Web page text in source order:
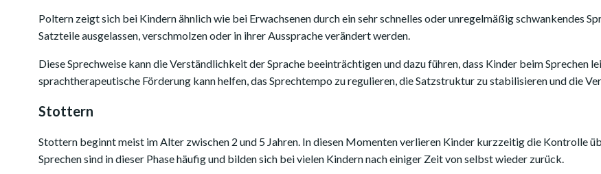
Poltern zeigt sich bei Kindern ähnlich wie bei Erwachsenen durch ein sehr schnelles oder unregelmäßig schwankendes
Satzteile ausgelassen, verschmolzen oder in ihrer Aussprache verändert werden.
Diese Sprechweise kann die Verständlichkeit der Sprache beeinträchtigen und dazu führen, dass Kinder beim Sprechen
sprachtherapeutische Förderung kann helfen, das Sprechtempo zu regulieren, die Satzstruktur zu stabilisieren und die
Stottern
Stottern beginnt meist im Alter zwischen 2 und 5 Jahren. In diesen Momenten verlieren Kinder kurzzeitig die Kontrolle
Sprechen sind in dieser Phase häufig und bilden sich bei vielen Kindern nach einiger Zeit von selbst wieder zurück.